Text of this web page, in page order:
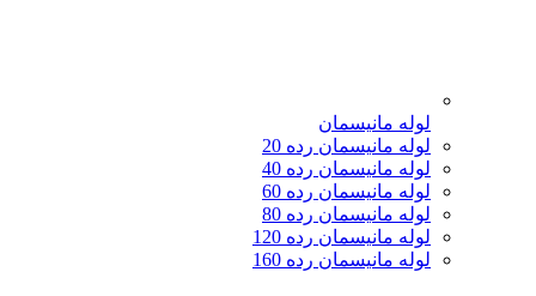
لوله مانیسمان
لوله مانیسمان رده 20
لوله مانیسمان رده 40
لوله مانیسمان رده 60
لوله مانیسمان رده 80
لوله مانیسمان رده 120
لوله مانیسمان رده 160